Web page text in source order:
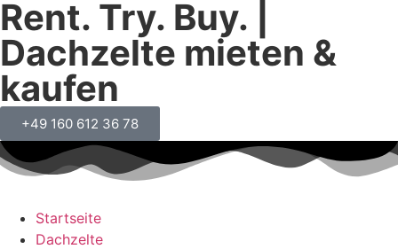
Rent. Try. Buy. |
Dachzelte mieten &
kaufen
+49 160 612 36 78
Startseite
Dachzelte